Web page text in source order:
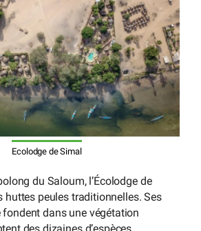
Ecolodge de Simal
du Saloum, l’Écolodge de
huttes peules traditionnelles. Ses
fondent dans une végétation